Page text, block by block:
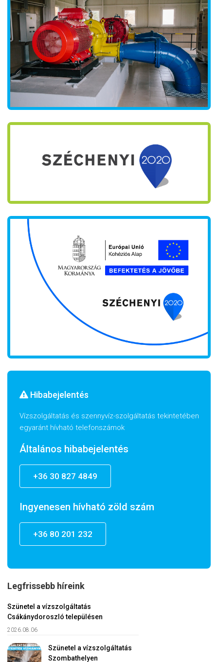
Hibabejelentés
Vízszolgáltatás és szennyvíz-szolgáltatás tekintetében
egyaránt hívható telefonszámok
Általános hibabejelentés
+36 30 827 4849
Ingyenesen hívható zöld szám
+36 80 201 232
Legfrissebb híreink
Szünetel a vízszolgáltatás
Csákánydoroszló településen
2026.08.06
Szünetel a vízszolgáltatás
Szombathelyen